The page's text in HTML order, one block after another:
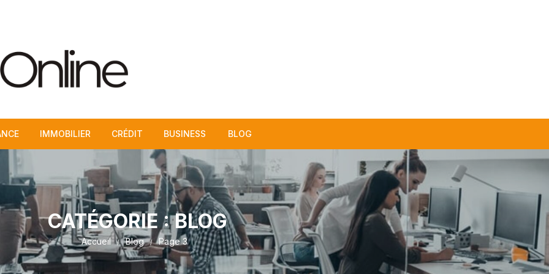
IMMOBILIER CRÉDIT BUSINESS BLOG
CATÉGORIE :BLOG
Accueil Blog Page 3